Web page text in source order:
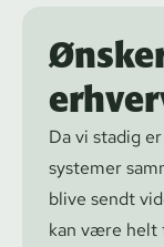
Da vi stadig
systemer
blive sendt
kan være helt